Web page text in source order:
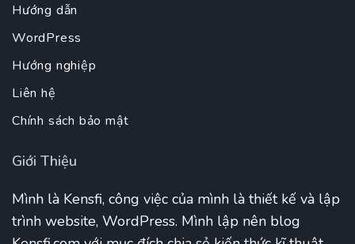
Hướng dẫn
WordPress
Hướng nghiệp
Liên hệ
Chính sách bảo mật
Giới Thiệu
Mình là Kensfi, công việc của mình là thiết kế và lập
trình website, WordPress. Mình lập nên blog